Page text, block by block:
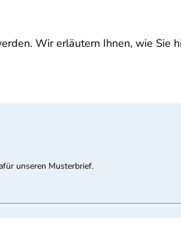
Wir erläutern Ihnen, wie Sie
unseren Musterbrief.